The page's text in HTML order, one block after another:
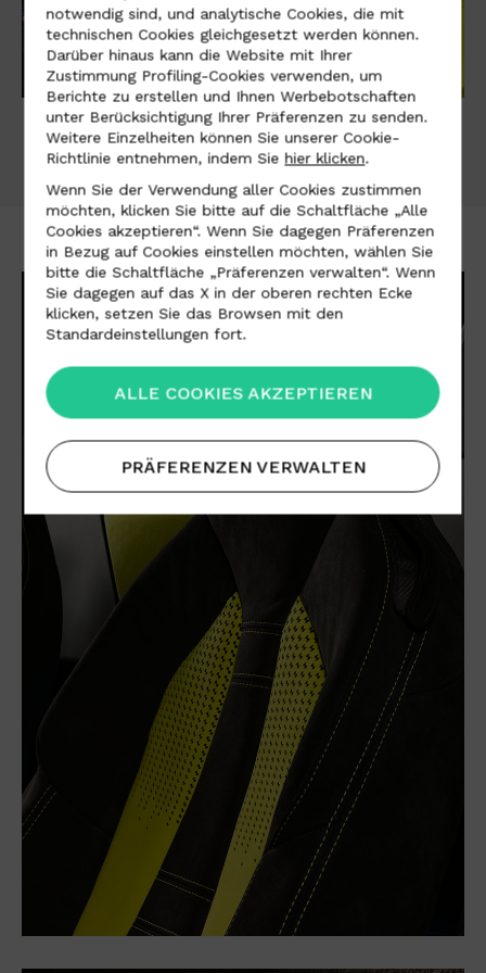
01/05
notwendig sind, und analytische Cookies, die mit
technischen Cookies gleichgesetzt werden können.
Darüber hinaus kann die Website mit Ihrer
Zustimmung Profiling-Cookies verwenden, um
Berichte zu erstellen und Ihnen Werbebotschaften
unter Berücksichtigung Ihrer Präferenzen zu senden.
Weitere Einzelheiten können Sie unserer Cookie-
Richtlinie entnehmen, indem Sie hier klicken.
Wenn Sie der Verwendung aller Cookies zustimmen
möchten, klicken Sie bitte auf die Schaltfläche „Alle
Cookies akzeptieren“. Wenn Sie dagegen Präferenzen
in Bezug auf Cookies einstellen möchten, wählen Sie
bitte die Schaltfläche „Präferenzen verwalten“. Wenn
Sie dagegen auf das X in der oberen rechten Ecke
klicken, setzen Sie das Browsen mit den
Standardeinstellungen fort.
ALLE COOKIES AKZEPTIEREN
PRÄFERENZEN VERWALTEN